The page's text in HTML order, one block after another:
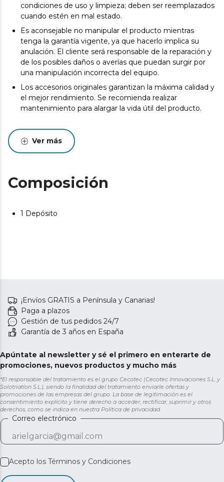
condiciones de uso y limpieza; deben ser reemplazados
cuando estén en mal estado.
Es aconsejable no manipular el producto mientras
tenga la garantía vigente, ya que hacerlo implica su
anulación. El cliente será responsable de la reparación y
de los posibles daños o averías que puedan surgir por
una manipulación incorrecta del equipo.
Los accesorios originales garantizan la máxima calidad y
el mejor rendimiento. Se recomienda realizar
mantenimiento para alargar la vida útil del producto.
Ver más
Composición
1 Depósito
¡Envíos GRATIS a Península y Canarias!
Paga a plazos
Gestión de tus pedidos 24/7
Garantía de 3 años en España
Apúntate al newsletter y sé el primero en enterarte de
promociones, nuevos productos y mucho más
*El responsable del tratamiento es el grupo Cecotec (Cecotec Innovaciones S.L. y
Solotriatlon S.L.), siendo la finalidad del tratamiento enviarle ofertas y
promociones de las empresas del grupo. La base de legitimación es el
consentimiento explícito y tiene derecho a acceder, rectificar, suprimir y otros
derechos, como se indica en nuestra Política de privacidad
Correo electrónico
Acepto los Términos y Condiciones